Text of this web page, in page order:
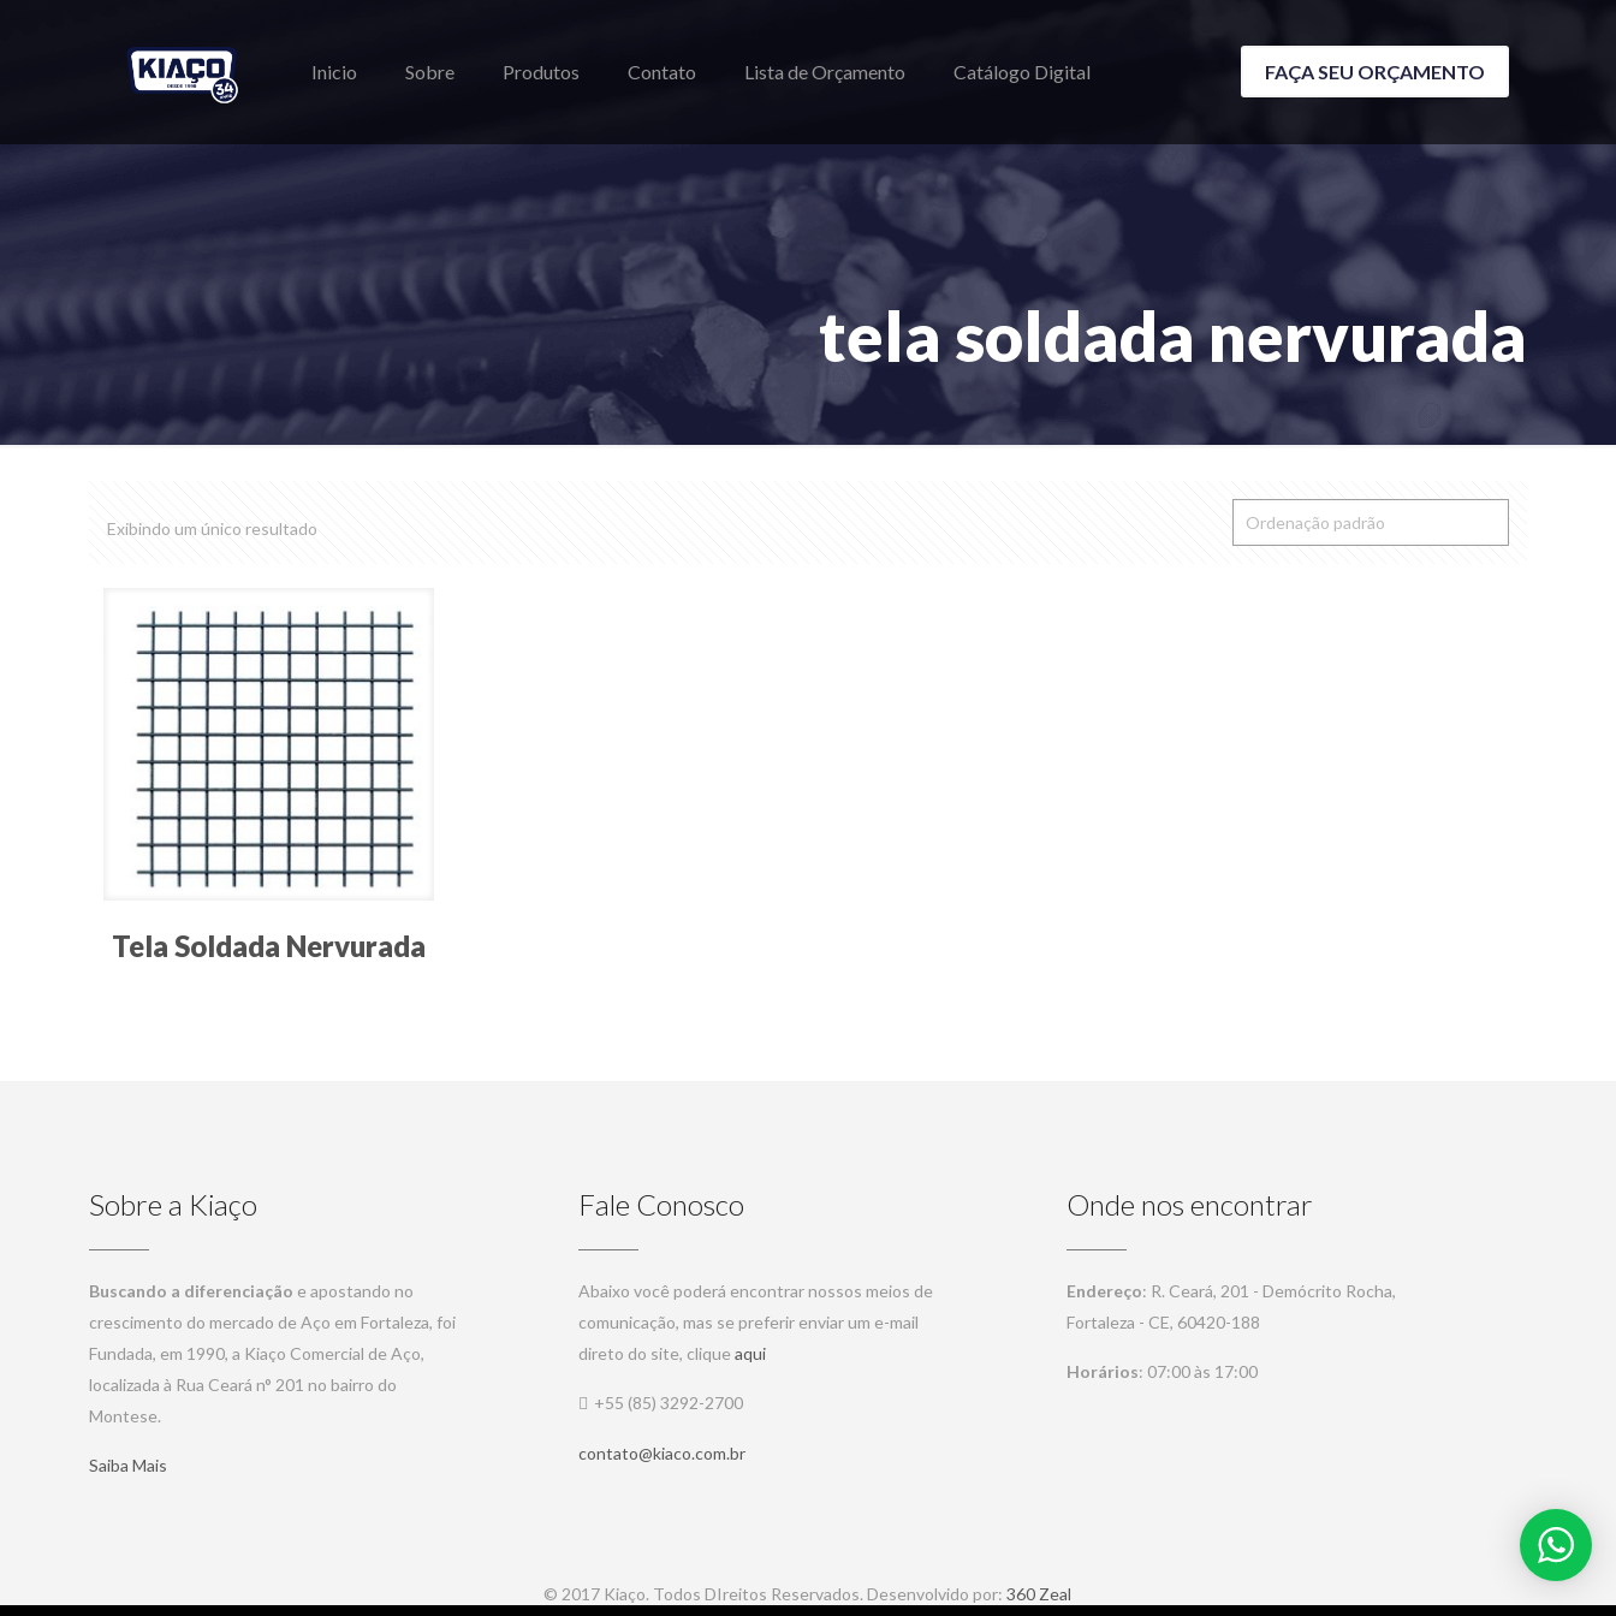
Inicio Sobre Produtos Contato Lista de Orçamento Catálogo Digital FAÇA SEU ORÇAMENTO
tela soldada nervurada
Exibindo um único resultado
Tela Soldada Nervurada
Sobre a Kiaço
Buscando a diferenciação e apostando no
crescimento do mercado de Aço em Fortaleza, foi
Fundada, em 1990, a Kiaço Comercial de Aço,
localizada à Rua Ceará n° 201 no bairro do
Montese.
Saiba Mais
Fale Conosco
Abaixo você poderá encontrar nossos meios de
comunicação, mas se preferir enviar um e-mail
direto do site, clique aqui
+55 (85) 3292-2700
contato@kiaco.com.br
Onde nos encontrar
Endereço: R. Ceará, 201 - Demócrito Rocha,
Fortaleza - CE, 60420-188
Horários: 07:00 às 17:00
© 2017 Kiaço. Todos DIreitos Reservados. Desenvolvido por:360 Zeal